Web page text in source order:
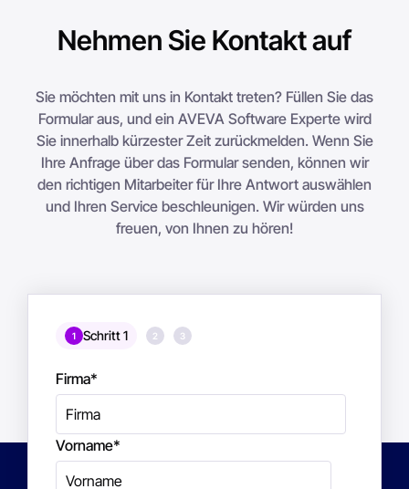
Nehmen Sie Kontakt auf
Sie möchten mit uns in Kontakt treten? Füllen Sie das
Formular aus, und ein AVEVA Software Experte wird
Sie innerhalb kürzester Zeit zurückmelden. Wenn Sie
Ihre Anfrage über das Formular senden, können wir
den richtigen Mitarbeiter für Ihre Antwort auswählen
und Ihren Service beschleunigen. Wir würden uns
freuen, von Ihnen zu hören!
1 Schritt 1 2 3
Firma*
Vorname*